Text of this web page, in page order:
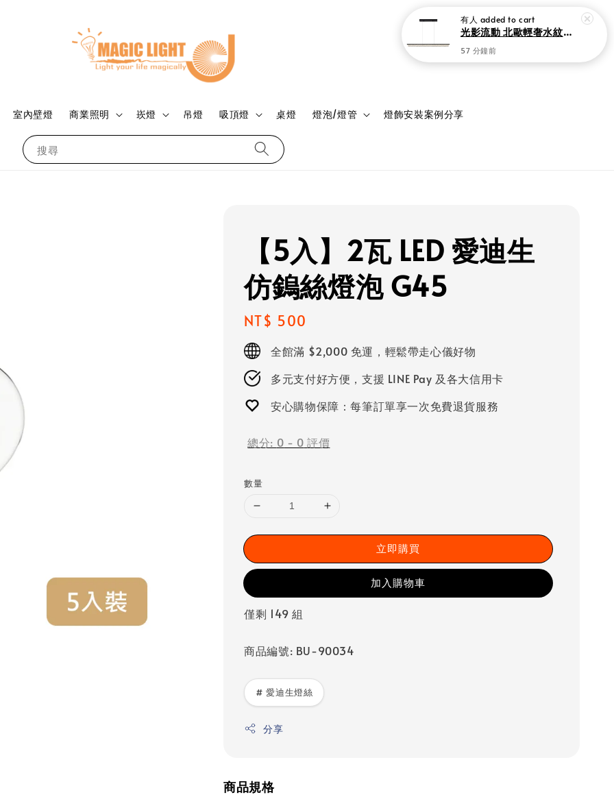
搜尋
室內壁燈 商業照明 崁燈 吊燈 吸頂燈 桌燈 燈泡/燈管 燈飾安裝案例分享
登入
【5入】2瓦 LED 愛迪生
仿鎢絲燈泡 G45
Regular
price
NT$ 500
全館滿 $2,000 免運，輕鬆帶走心儀好物
多元支付好方便，支援 LINE Pay 及各大信用卡
安心購物保障：每筆訂單享一次免費退貨服務
總分: 0 - 0 評價
數量
立即購買
加入購物車
僅剩 149 組
商品編號: BU-90034
# 愛迪生燈絲
分享
商品規格
有人 added to cart
光影流動 北歐輕奢水紋冰褶一字吊燈 150cm 現代極簡黑 中島吧檯餐廳燈
57 分鐘前